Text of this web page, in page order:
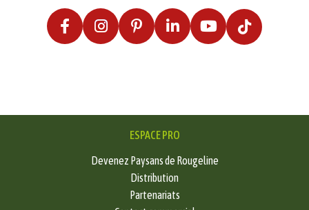
ESPACE PRO
Devenez Paysans de Rougeline
Distribution
Partenariats